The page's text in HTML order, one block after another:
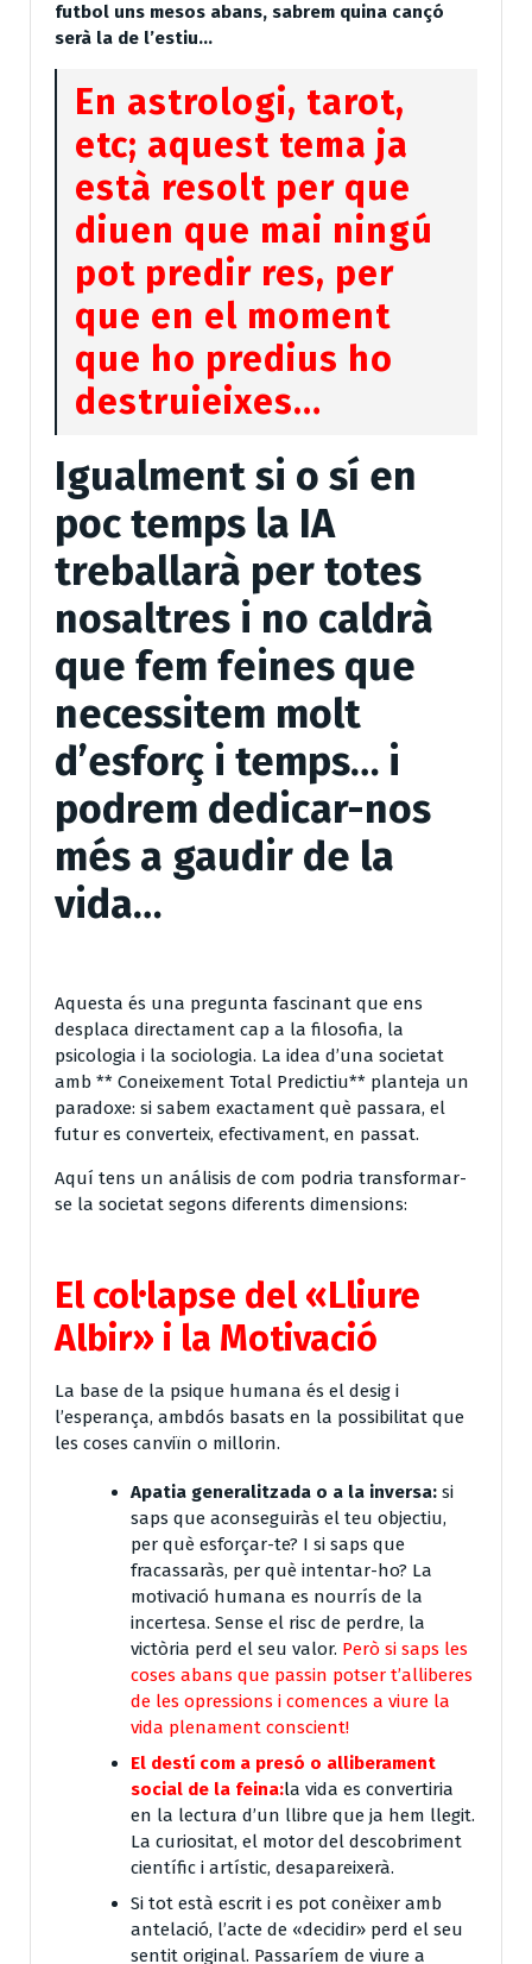
futbol uns mesos abans, sabrem quina cançó
serà la de l’estiu…
En astrologi, tarot,
etc; aquest tema ja
està resolt per que
diuen que mai ningú
pot predir res, per
que en el moment
que ho predius ho
destruieixes…
Igualment si o sí en
poc temps la IA
treballarà per totes
nosaltres i no caldrà
que fem feines que
necessitem molt
d’esforç i temps… i
podrem dedicar-nos
més a gaudir de la
vida…
Aquesta és una pregunta fascinant que ens
desplaca directament cap a la filosofia, la
psicologia i la sociologia. La idea d’una societat
amb ** Coneixement Total Predictiu** planteja un
paradoxe: si sabem exactament què passara, el
futur es converteix, efectivament, en passat.
Aquí tens un análisis de com podria transformar-
se la societat segons diferents dimensions:
El col·lapse del «Lliure
Albir» i la Motivació
La base de la psique humana és el desig i
l’esperança, ambdós basats en la possibilitat que
les coses canviïn o millorin.
Apatia generalitzada o a la inversa: si
saps que aconseguiràs el teu objectiu,
per què esforçar-te? I si saps que
fracassaràs, per què intentar-ho? La
motivació humana es nourrís de la
incertesa. Sense el risc de perdre, la
victòria perd el seu valor. Però si saps les
coses abans que passin potser t’alliberes
de les opressions i comences a viure la
vida plenament conscient!
El destí com a presó o alliberament
social de la feina:la vida es convertiria
en la lectura d’un llibre que ja hem llegit.
La curiositat, el motor del descobriment
científic i artístic, desapareixerà.
Si tot està escrit i es pot conèixer amb
antelació, l’acte de «decidir» perd el seu
sentit original. Passaríem de viure a